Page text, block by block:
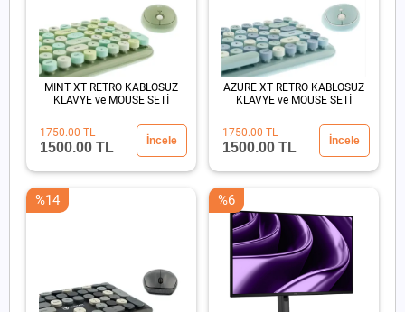
MINT XT RETRO KABLOSUZ
KLAVYE ve MOUSE SETİ
1750.00 TL
1500.00 TL İncele
AZURE XT RETRO KABLOSUZ
KLAVYE ve MOUSE SETİ
1750.00 TL
1500.00 TL İncele
%14 %6